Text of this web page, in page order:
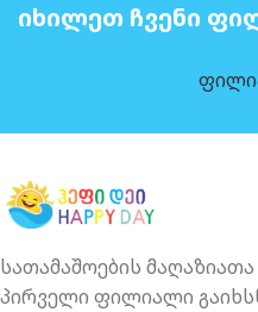
ᲘᲮᲘᲚᲔᲗ ᲩᲕᲔᲜᲘ
სათამაშოების
პირველი ფილიალი